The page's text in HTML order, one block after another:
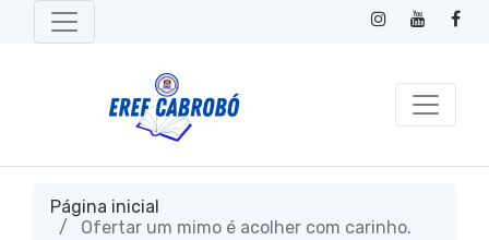
Página inicial
Ofertar um mimo é acolher com carinho.